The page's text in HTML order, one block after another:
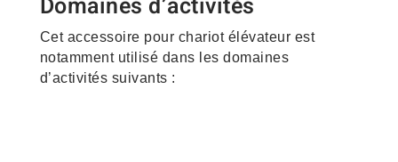
Cet accessoire pour chariot élévateur est
notamment utilisé dans les domaines
d’activités suivants :